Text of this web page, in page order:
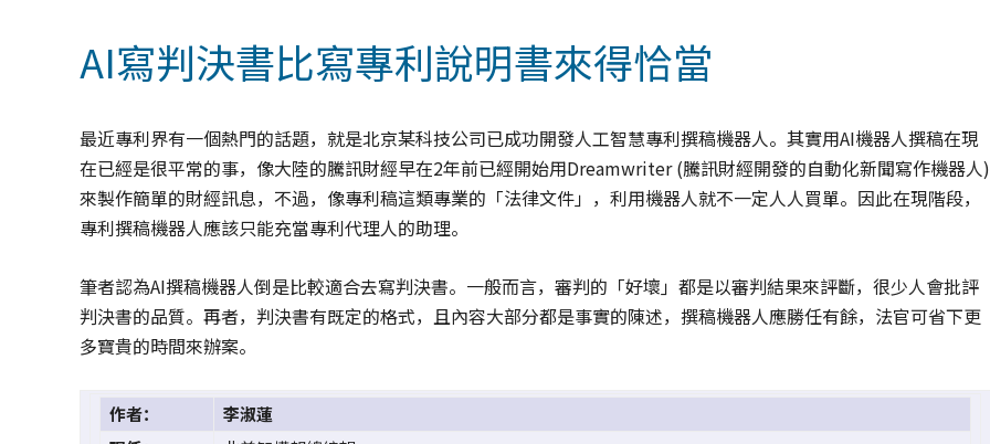
AI寫判決書比寫專利說明書來得恰當
最近專利界有一個熱門的話題，就是北京某科技公司已成功開發人工智慧專利撰稿機器人。其實用AI機器人撰稿在現
在已經是很平常的事，像大陸的騰訊財經早在2年前已經開始用Dreamwriter (騰訊財經開發的自動化新聞寫作機器人)
來製作簡單的財經訊息，不過，像專利稿這類專業的「法律文件」，利用機器人就不一定人人買單。因此在現階段，
專利撰稿機器人應該只能充當專利代理人的助理。
筆者認為AI撰稿機器人倒是比較適合去寫判決書。一般而言，審判的「好壞」都是以審判結果來評斷，很少人會批評
判決書的品質。再者，判決書有既定的格式，且內容大部分都是事實的陳述，撰稿機器人應勝任有餘，法官可省下更
多寶貴的時間來辦案。
作者：
李淑蓮